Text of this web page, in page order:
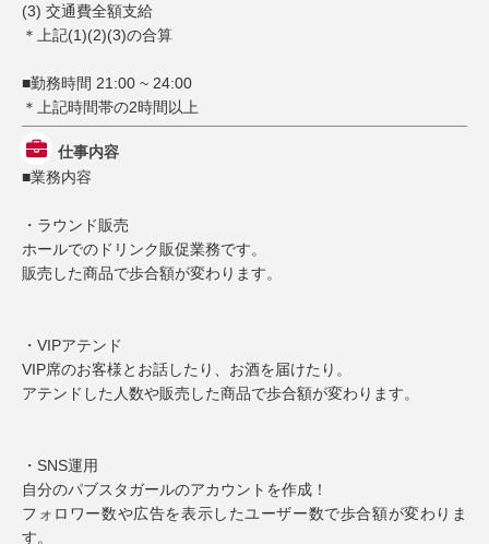
(3) 交通費全額支給
＊上記(1)(2)(3)の合算
■勤務時間 21:00 ~ 24:00
＊上記時間帯の2時間以上
仕事内容
■業務内容
・ラウンド販売
ホールでのドリンク販促業務です。
販売した商品で歩合額が変わります。
・VIPアテンド
VIP席のお客様とお話したり、お酒を届けたり。
アテンドした人数や販売した商品で歩合額が変わります。
・SNS運用
自分のパブスタガールのアカウントを作成！
フォロワー数や広告を表示したユーザー数で歩合額が変わりま
す。